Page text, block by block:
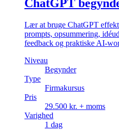
ChatGPT
Lær at bruge ChatGPT
prompts, opsummering,
feedback og praktiske AI-
Niveau
Begynder
Type
Firmakursus
Pris
29.500 kr. + moms
Varighed
1 dag